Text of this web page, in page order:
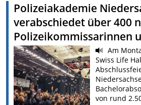
Polizeiakademie
verabschiedet über 400
Polizeikommissarinnen
Am
Swiss Life
von rund